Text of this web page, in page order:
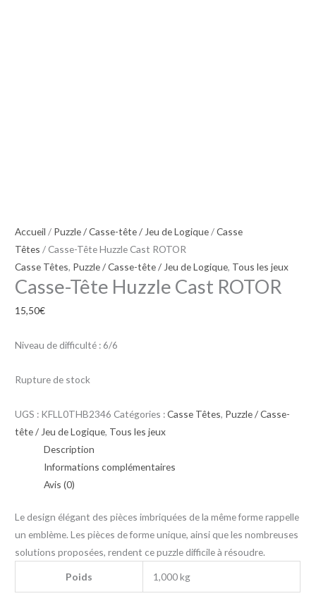
Accueil / Puzzle / Casse-tête / Jeu de Logique/Casse
Têtes / Casse-Tête Huzzle Cast ROTOR
Casse Têtes, Puzzle / Casse-tête / Jeu de Logique, Tous les jeux
Casse-Tête Huzzle Cast ROTOR
15,50€
Niveau de difficulté : 6/6
Rupture de stock
UGS : KFLL0THB2346 Catégories :Casse Têtes, Puzzle / Casse-
tête / Jeu de Logique, Tous les jeux
Description
Informations complémentaires
Avis (0)
Le design élégant des pièces imbriquées de la même forme rappelle
un emblème. Les pièces de forme unique, ainsi que les nombreuses
solutions proposées, rendent ce puzzle difficile à résoudre.
Poids 1,000 kg